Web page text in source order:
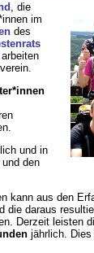
, die
im
des
und in
den
kann aus den
die daraus
Derzeit leisten
jährlich. Dies